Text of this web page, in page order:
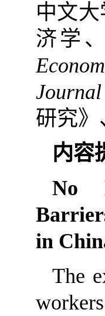
中文
济学
研究
内容
No
in
The